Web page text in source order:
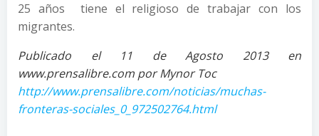
25 años tiene el religioso de trabajar con los
migrantes.
Publicado el 11 de Agosto 2013 en
www.prensalibre.com por Mynor Toc
http://www.prensalibre.com/noticias/muchas-
fronteras-sociales_0_972502764.html